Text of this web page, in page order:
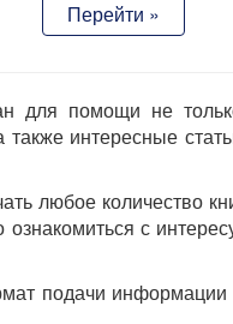
для помощи не
интересные
любое количество
с
подачи
Перейти »